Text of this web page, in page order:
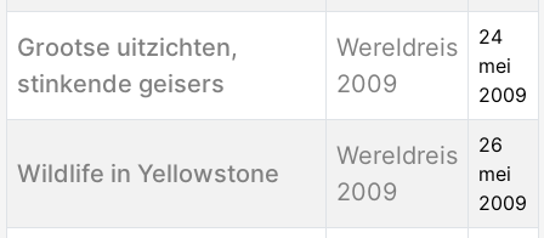
Grootse uitzichten,
stinkende geisers
Wereldreis
2009
24
mei
2009
Wildlife in Yellowstone
Wereldreis
2009
26
mei
2009